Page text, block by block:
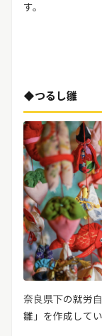
す。
◆つるし雛
奈良県下の就労
雛」を作成して